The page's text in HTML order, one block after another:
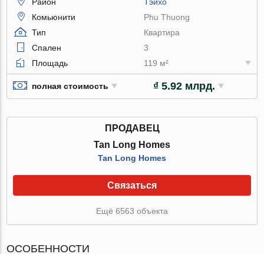
Комьюнити
Phu Thuong
Тип
Квартира
Спален
3
Площадь
119 м²
полная стоимость ₫ 5.92 млрд.
ПРОДАВЕЦ
Tan Long Homes
Tan Long Homes
Связаться
Ещё 6563 объекта
ОСОБЕННОСТИ